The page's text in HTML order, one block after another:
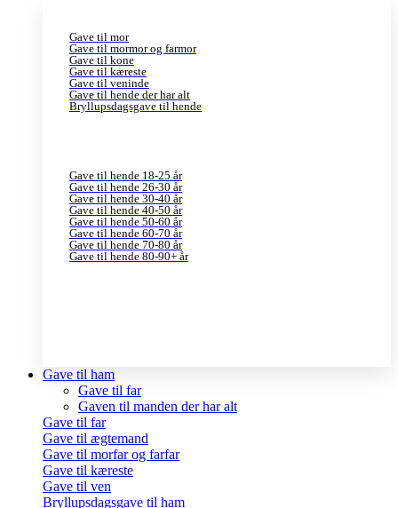
Gave til mor
Gave til mormor og farmor
Gave til kone
Gave til kæreste
Gave til veninde
Gave til hende der har alt
Bryllupsdagsgave til hende
Gave til hende 18-25 år
Gave til hende 26-30 år
Gave til hende 30-40 år
Gave til hende 40-50 år
Gave til hende 50-60 år
Gave til hende 60-70 år
Gave til hende 70-80 år
Gave til hende 80-90+ år
Gave til ham
Gave til far
Gaven til manden der har alt
Gave til far
Gave til ægtemand
Gave til morfar og farfar
Gave til kæreste
Gave til ven
Bryllupsdagsgave til ham